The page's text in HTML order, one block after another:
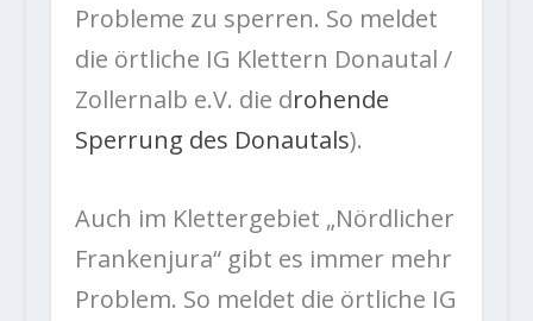
Probleme zu sperren. So meldet
die örtliche IG Klettern Donautal /
Zollernalb e.V. die drohende
Sperrung des Donautals).
Auch im Klettergebiet „Nördlicher
Frankenjura“ gibt es immer mehr
Problem. So meldet die örtliche IG